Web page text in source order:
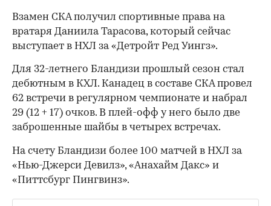
Взамен СКА получил спортивные права на
вратаря Даниила Тарасова, который сейчас
выступает в НХЛ за «Детройт Ред Уингз».
Для 32-летнего Бландизи прошлый сезон стал
дебютным в КХЛ. Канадец в составе СКА провел
62 встречи в регулярном чемпионате и набрал
29 (12 + 17) очков. В плей-офф у него было две
заброшенные шайбы в четырех встречах.
На счету Бландизи более 100 матчей в НХЛ за
«Нью-Джерси Девилз», «Анахайм Дакс» и
«Питтсбург Пингвинз».